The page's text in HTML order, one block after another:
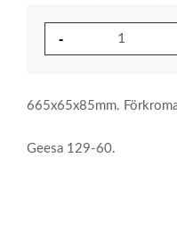
665x65x85mm.
Geesa 129-60.